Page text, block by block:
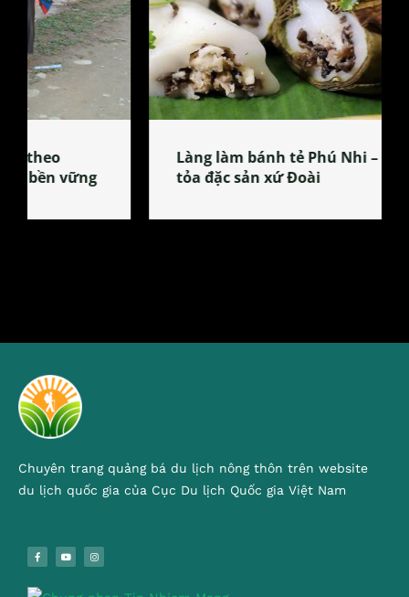
Làng làm bánh tẻ Phú Nhi – nơi lan
tỏa đặc sản xứ Đoài
Chuyên trang quảng bá du lịch nông thôn trên website
du lịch quốc gia của Cục Du lịch Quốc gia Việt Nam